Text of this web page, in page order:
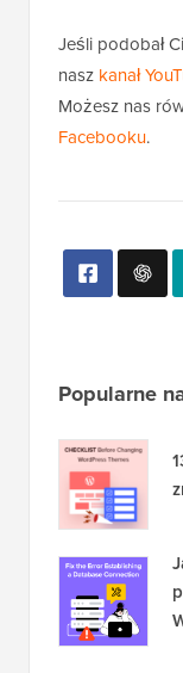
Jeśli podobał
nasz kanał
Możesz nas
Facebooku.
Popularne